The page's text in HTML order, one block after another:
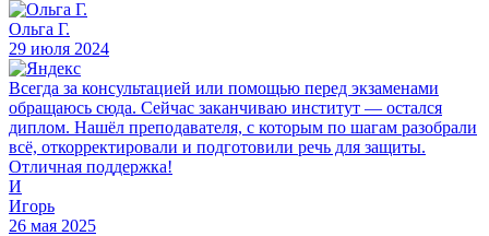
Ольга Г.
29 июля 2024
Всегда за консультацией или помощью перед экзаменами
обращаюсь сюда. Сейчас заканчиваю институт — остался
диплом. Нашёл преподавателя, с которым по шагам разобрали
всё, откорректировали и подготовили речь для защиты.
Отличная поддержка!
И
Игорь
26 мая 2025